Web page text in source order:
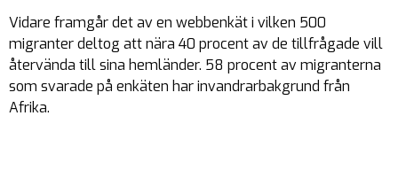
Vidare framgår det av en webbenkät i vilken 500
migranter deltog att nära 40 procent av de tillfrågade vill
återvända till sina hemländer. 58 procent av migranterna
som svarade på enkäten har invandrarbakgrund från
Afrika.